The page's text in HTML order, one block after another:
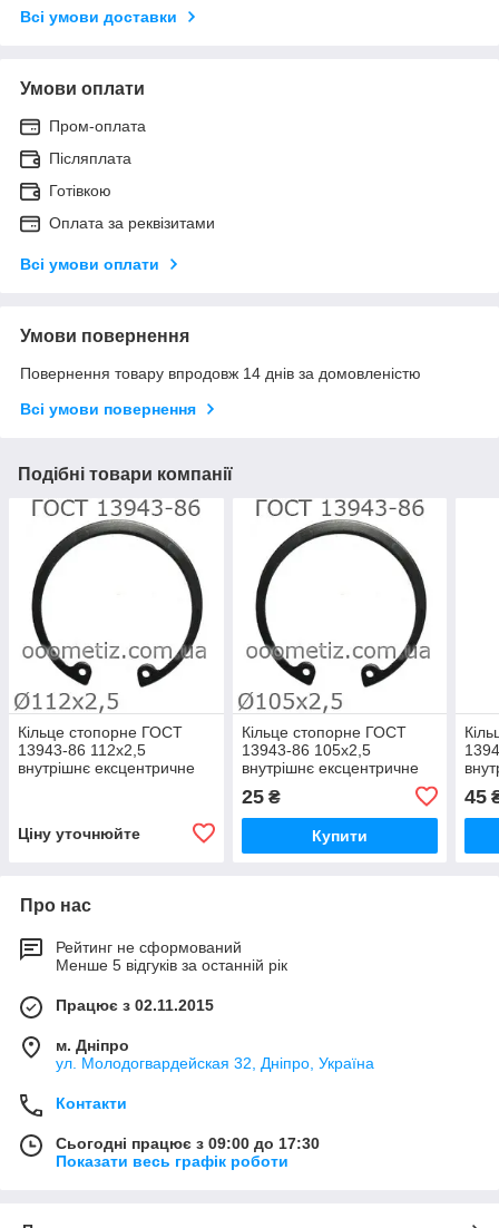
Всі умови доставки
Умови оплати
Пром-оплата
Післяплата
Готівкою
Оплата за реквізитами
Всі умови оплати
Умови повернення
Повернення товару впродовж 14 днів за домовленістю
Всі умови повернення
Подібні товари компанії
Кільце стопорне ГОСТ
13943-86 112х2,5
внутрішнє ексцентричне
Ціну уточнюйте
Кільце стопорне ГОСТ
13943-86 105х2,5
внутрішнє ексцентричне
корпус, фосфатоване
25₴
Купити
45
Про нас
Рейтинг не сформований
Менше 5 відгуків за останній рік
Працює з 02.11.2015
м. Дніпро
ул. Молодогвардейская 32, Дніпро, Україна
Контакти
Сьогодні працює з 09:00 до 17:30
Показати весь графік роботи